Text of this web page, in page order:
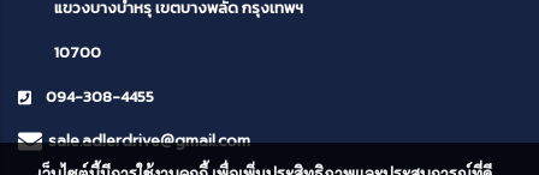
แขวงบางบำหรุเขตบางพลัดกรุงเทพฯ
10700
094-308-4455
sale.adlerdrive@gmail.com